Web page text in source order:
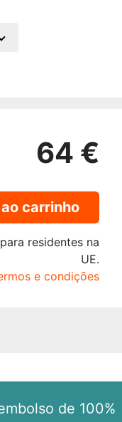
64 €
carrinho
residentes na
UE.
e condições
de 100%